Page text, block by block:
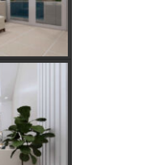
Rumah
Feng Shui
Sebenarnya?